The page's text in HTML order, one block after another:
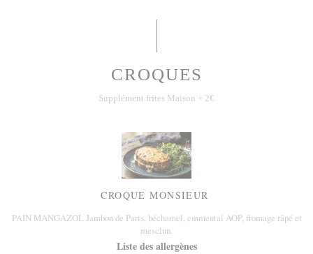
CROQUES
Supplément frites Maison + 2€
CROQUE MONSIEUR
PAIN MANGAZOL Jambon de Paris, béchamel, emmental AOP, fromage râpé et
mesclun.
Liste des allergènes